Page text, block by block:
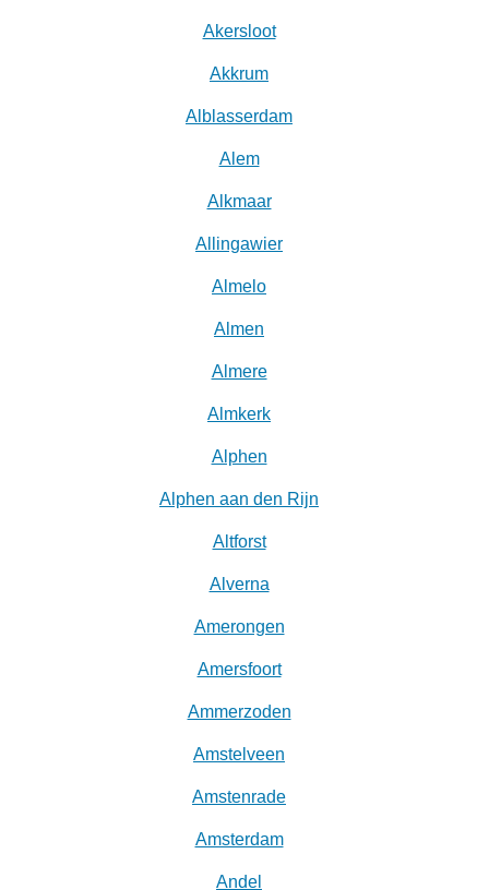
Akersloot
Akkrum
Alblasserdam
Alem
Alkmaar
Allingawier
Almelo
Almen
Almere
Almkerk
Alphen
Alphen aan den Rijn
Altforst
Alverna
Amerongen
Amersfoort
Ammerzoden
Amstelveen
Amstenrade
Amsterdam
Andel